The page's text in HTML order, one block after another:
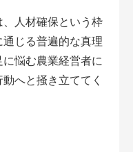
人材確保という枠
じる普遍的な真理
悩む農業経営者に
へと掻き立ててく